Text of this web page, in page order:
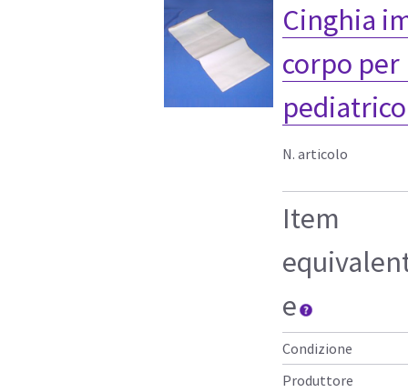
Cinghia
corpo
N. articolo
Item
e
Condizione
Produttore